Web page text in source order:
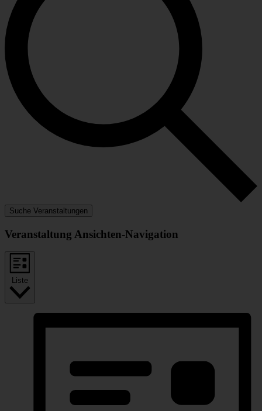
Suche Veranstaltungen
Veranstaltung Ansichten-Navigation
Liste